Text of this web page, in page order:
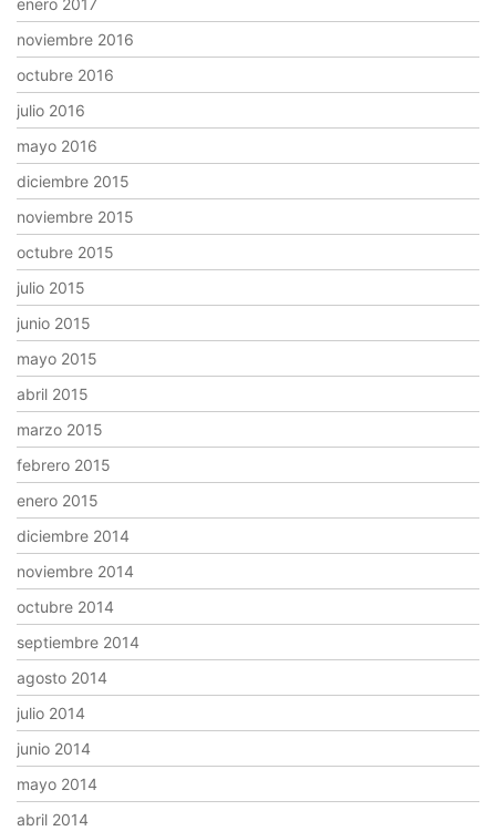
enero 2017
noviembre 2016
octubre 2016
julio 2016
mayo 2016
diciembre 2015
noviembre 2015
octubre 2015
julio 2015
junio 2015
mayo 2015
abril 2015
marzo 2015
febrero 2015
enero 2015
diciembre 2014
noviembre 2014
octubre 2014
septiembre 2014
agosto 2014
julio 2014
junio 2014
mayo 2014
abril 2014